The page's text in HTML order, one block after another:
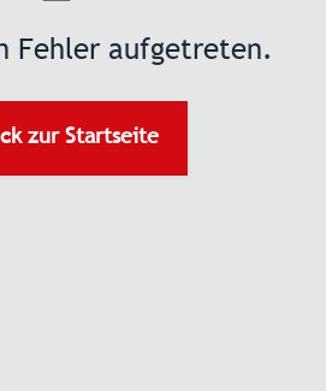
Fehler aufgetreten.
zur Startseite